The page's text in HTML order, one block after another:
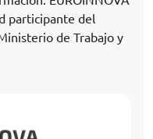
participante del
de Trabajo y